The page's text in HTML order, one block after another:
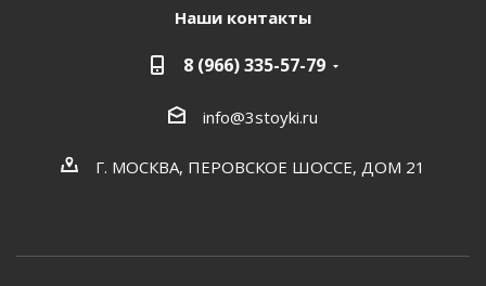
Наши контакты
8 (966) 335-57-79
info@3stoyki.ru
Г. МОСКВА, ПЕРОВСКОЕ ШОССЕ, ДОМ 21